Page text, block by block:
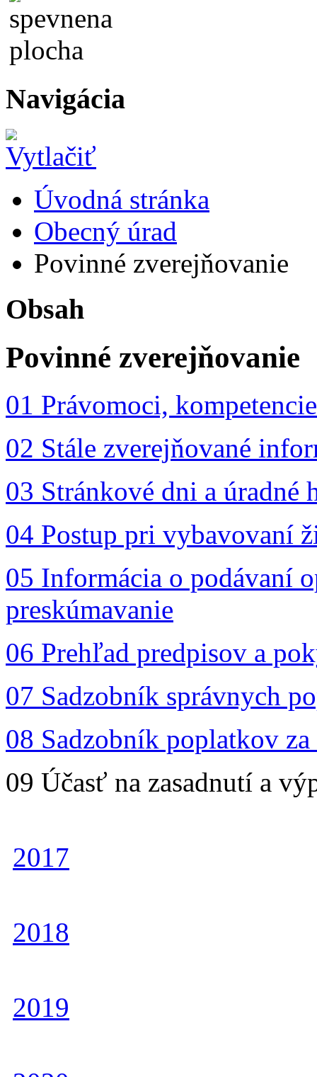
Navigácia
Úvodná stránka
Obecný úrad
Povinné zverejňovanie
Obsah
Povinné zverejňovanie
01 Právomoci,
02 Stále zverejňované
03 Stránkové dni a úradné
04 Postup pri vybavovaní
05 Informácia o podávaní
preskúmavanie
06 Prehľad predpisov a
07 Sadzobník správnych
08 Sadzobník poplatkov
09 Účasť na zasadnutí a
2017
2018
2019